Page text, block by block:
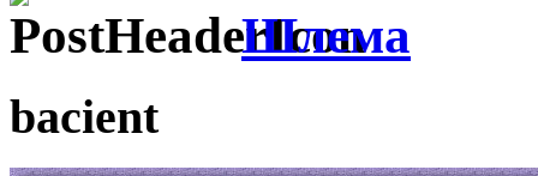
Шлема
bacient